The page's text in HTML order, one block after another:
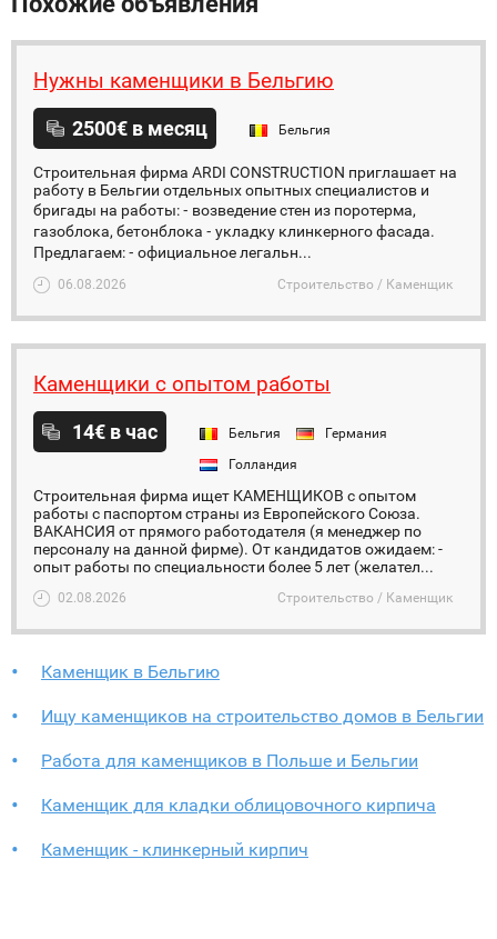
Нужны каменщики в Бельгию
2500€ в месяц Бельгия
Строительная фирма ARDI CONSTRUCTION приглашает на
работу в Бельгии отдельных опытных специалистов и
бригады на работы: ⁃ возведение стен из поротерма,
газоблока, бетонблока ⁃ укладку клинкерного фасада.
Предлагаем: ⁃ официальное легальн...
06.08.2026 Строительство / Каменщик
Каменщики с опытом работы
14€ в час Бельгия
Германия
Голландия
Строительная фирма ищет КАМЕНЩИКОВ с опытом
работы с паспортом страны из Европейского Союза.
ВАКАНСИЯ от прямого работодателя (я менеджер по
персоналу на данной фирме). От кандидатов ожидаем: -
опыт работы по специальности более 5 лет (желател...
02.08.2026 Строительство / Каменщик
Каменщик в Бельгию
Ищу каменщиков на строительство домов в Бельгии
Работа для каменщиков в Польше и Бельгии
Каменщик для кладки облицовочного кирпича
Каменщик - клинкерный кирпич